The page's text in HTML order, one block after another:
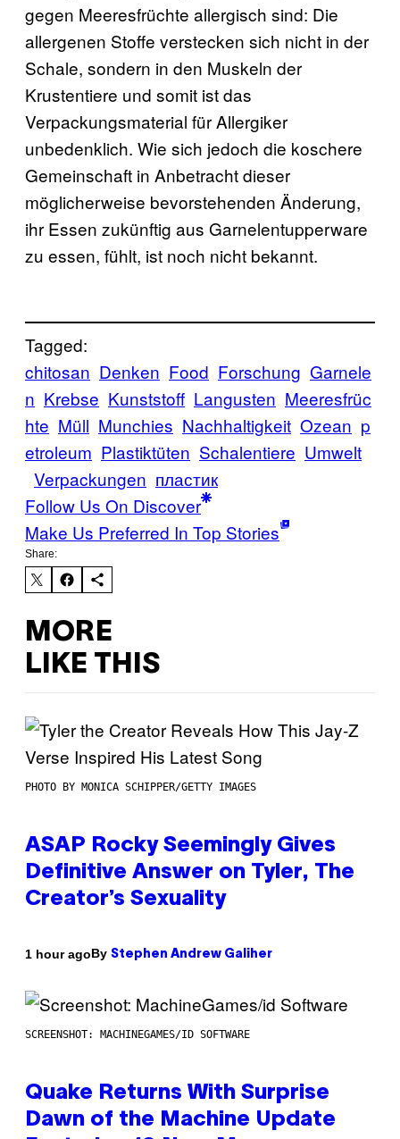
gegen Meeresfrüchte allergisch sind: Die
allergenen Stoffe verstecken sich nicht in der
Schale, sondern in den Muskeln der
Krustentiere und somit ist das
Verpackungsmaterial für Allergiker
unbedenklich. Wie sich jedoch die koschere
Gemeinschaft in Anbetracht dieser
möglicherweise bevorstehenden Änderung,
ihr Essen zukünftig aus Garnelentupperware
zu essen, fühlt, ist noch nicht bekannt.
Tagged:
chitosan Denken Food Forschung Garnele
n Krebse Kunststoff Langusten Meeresfrüc
hte Müll Munchies Nachhaltigkeit Ozean p
etroleum Plastiktüten Schalentiere Umwelt
Verpackungen пластик
Follow Us On Discover
Make Us Preferred In Top Stories
Share:
MORE
LIKE THIS
PHOTO BY MONICA SCHIPPER/GETTY IMAGES
ASAP Rocky Seemingly Gives
Definitive Answer on Tyler, The
Creator’s Sexuality
1 hour agoBy Stephen Andrew Galiher
SCREENSHOT: MACHINEGAMES/ID SOFTWARE
Quake Returns With Surprise
Dawn of the Machine Update